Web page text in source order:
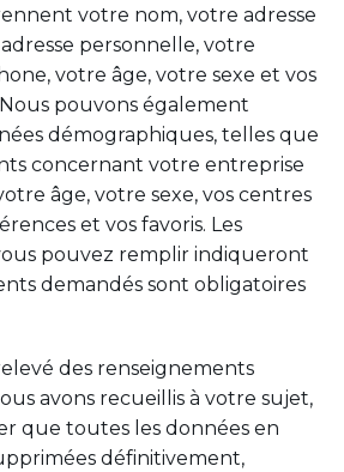
votre nom, votre adresse
personnelle, votre
votre âge, votre sexe et vos
pouvons également
démographiques, telles que
concernant votre entreprise
âge, votre sexe, vos centres
et vos favoris. Les
pouvez remplir indiqueront
demandés sont obligatoires
des renseignements
avons recueillis à votre sujet,
que toutes les données en
définitivement,